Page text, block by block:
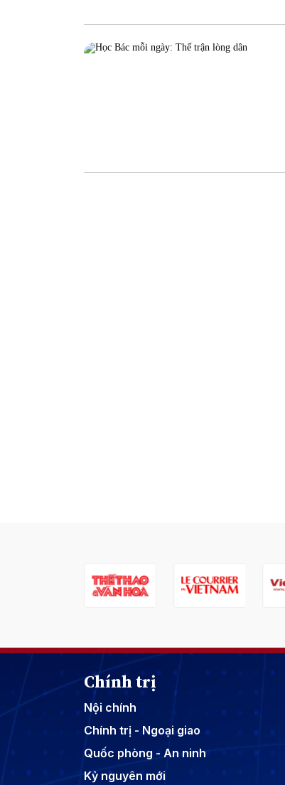
Chính trị
Nội chính
Chính trị - Ngoại giao
Quốc phòng - An ninh
Kỷ nguyên mới